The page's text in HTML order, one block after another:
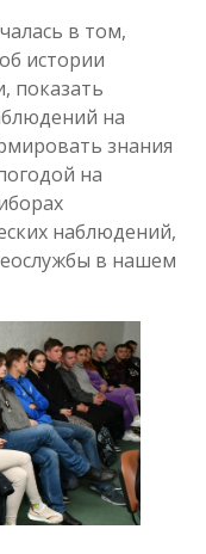
в том,
истории
показать
на
знания
на
наблюдений,
в нашем